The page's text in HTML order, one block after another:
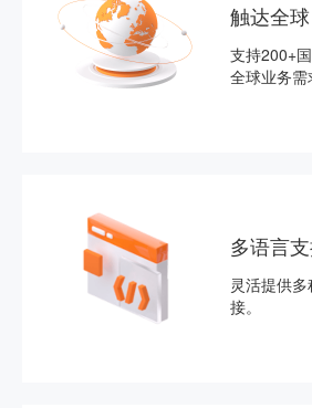
触达全球
支持200+
全球业务需
多语言
灵活提供
接。